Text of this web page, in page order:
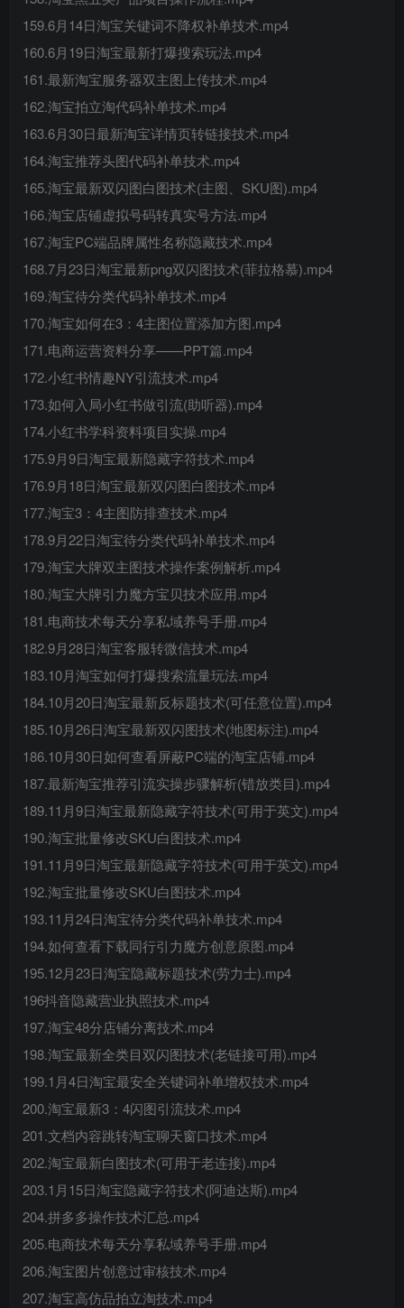
159.6月14日淘宝关键词不降权补单技术.mp4
160.6月19日淘宝最新打爆搜索玩法.mp4
161.最新淘宝服务器双主图上传技术.mp4
162.淘宝拍立淘代码补单技术.mp4
163.6月30日最新淘宝详情页转链接技术.mp4
164.淘宝推荐头图代码补单技术.mp4
165.淘宝最新双闪图白图技术(主图、SKU图).mp4
166.淘宝店铺虚拟号码转真实号方法.mp4
167.淘宝PC端品牌属性名称隐藏技术.mp4
168.7月23日淘宝最新png双闪图技术(菲拉格慕).mp4
169.淘宝待分类代码补单技术.mp4
170.淘宝如何在3：4主图位置添加方图.mp4
171.电商运营资料分享——PPT篇.mp4
172.小红书情趣NY引流技术.mp4
173.如何入局小红书做引流(助听器).mp4
174.小红书学科资料项目实操.mp4
175.9月9日淘宝最新隐藏字符技术.mp4
176.9月18日淘宝最新双闪图白图技术.mp4
177.淘宝3：4主图防排查技术.mp4
178.9月22日淘宝待分类代码补单技术.mp4
179.淘宝大牌双主图技术操作案例解析.mp4
180.淘宝大牌引力魔方宝贝技术应用.mp4
181.电商技术每天分享私域养号手册.mp4
182.9月28日淘宝客服转微信技术.mp4
183.10月淘宝如何打爆搜索流量玩法.mp4
184.10月20日淘宝最新反标题技术(可任意位置).mp4
185.10月26日淘宝最新双闪图技术(地图标注).mp4
186.10月30日如何查看屏蔽PC端的淘宝店铺.mp4
187.最新淘宝推荐引流实操步骤解析(错放类目).mp4
189.11月9日淘宝最新隐藏字符技术(可用于英文).mp4
190.淘宝批量修改SKU白图技术.mp4
191.11月9日淘宝最新隐藏字符技术(可用于英文).mp4
192.淘宝批量修改SKU白图技术.mp4
193.11月24日淘宝待分类代码补单技术.mp4
194.如何查看下载同行引力魔方创意原图.mp4
195.12月23日淘宝隐藏标题技术(劳力士).mp4
196抖音隐藏营业执照技术.mp4
197.淘宝48分店铺分离技术.mp4
198.淘宝最新全类目双闪图技术(老链接可用).mp4
199.1月4日淘宝最安全关键词补单增权技术.mp4
200.淘宝最新3：4闪图引流技术.mp4
201.文档内容跳转淘宝聊天窗口技术.mp4
202.淘宝最新白图技术(可用于老连接).mp4
203.1月15日淘宝隐藏字符技术(阿迪达斯).mp4
204.拼多多操作技术汇总.mp4
205.电商技术每天分享私域养号手册.mp4
206.淘宝图片创意过审核技术.mp4
207.淘宝高仿品拍立淘技术.mp4